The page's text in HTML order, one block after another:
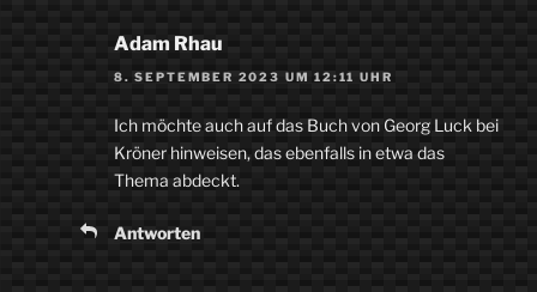
Adam Rhau
8. SEPTEMBER 2023 UM 12:11 UHR
Ich möchte auch auf das Buch von Georg Luck bei
Kröner hinweisen, das ebenfalls in etwa das
Thema abdeckt.
Antworten